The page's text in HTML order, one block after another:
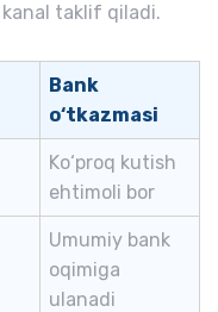
kanal taklif qiladi.
Bank
o‘tkazmasi
Ko‘proq kutish
ehtimoli bor
Umumiy bank
oqimiga
ulanadi